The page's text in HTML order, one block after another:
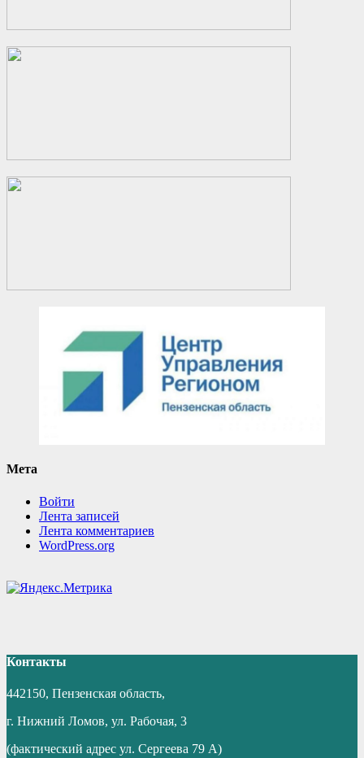
Мета
Войти
Лента записей
Лента комментариев
WordPress.org
Контакты
442150, Пензенская область,
г. Нижний Ломов, ул. Рабочая, 3
(фактический адрес ул. Сергеева 79 А)